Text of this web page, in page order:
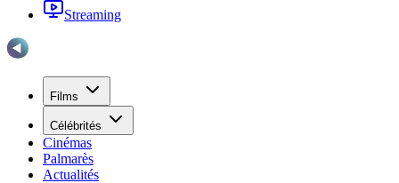
Streaming
Films
Célébrités
Cinémas
Palmarès
Actualités